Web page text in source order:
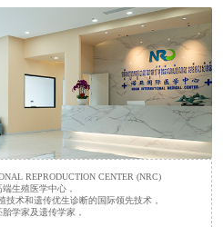
REPRODUCTION CENTER (NRC)
生殖医学中心，
术和遗传优生诊断的国际领先技术，
学家及遗传学家，